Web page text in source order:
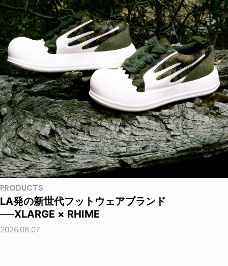
PRODUCTS
LA発の新世代フットウェアブランド
──XLARGE × RHIME
2026.08.07